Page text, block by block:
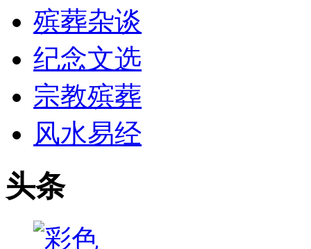
殡葬杂谈
纪念文选
宗教殡葬
风水易经
头条